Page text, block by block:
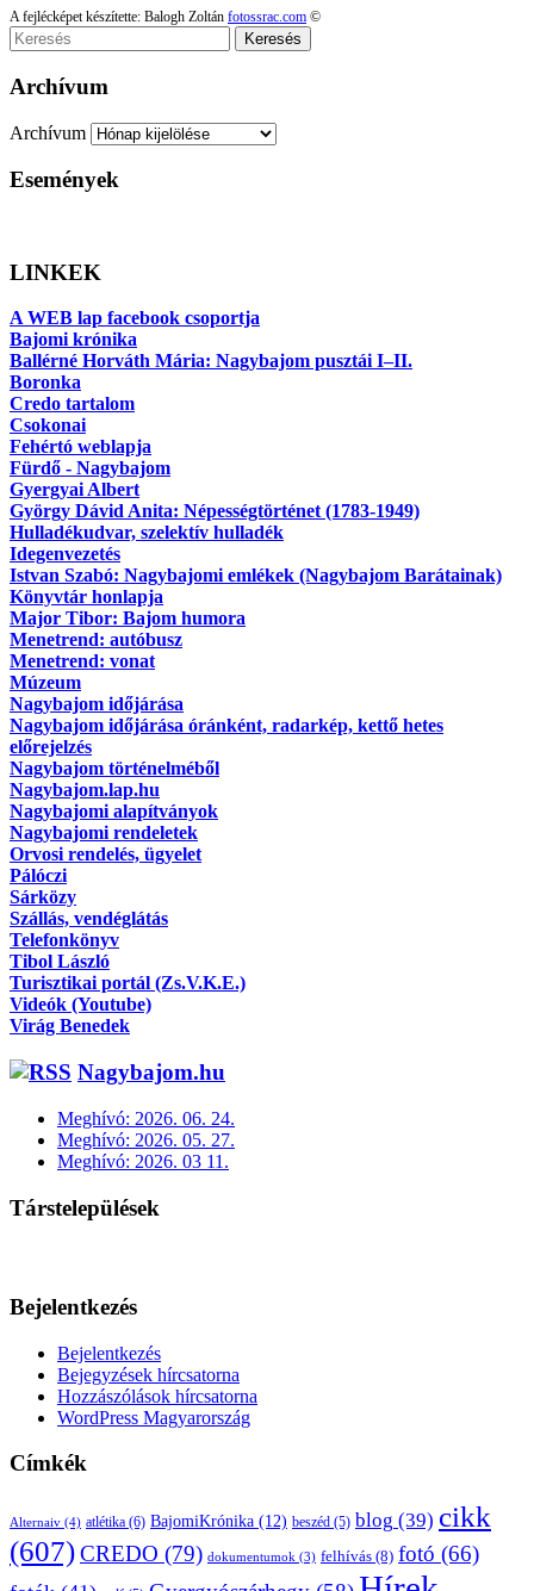
A fejlécképet készítette: Balogh Zoltán fotossrac.com ©
Keresés
Archívum
Archívum
Események
LINKEK
A WEB lap facebook csoportja
Bajomi krónika
Ballérné Horváth Mária: Nagybajom pusztái I–II.
Boronka
Credo tartalom
Csokonai
Fehértó weblapja
Fürdő - Nagybajom
Gyergyai Albert
György Dávid Anita: Népességtörténet (1783-1949)
Hulladékudvar, szelektív hulladék
Idegenvezetés
Istvan Szabó: Nagybajomi emlékek (Nagybajom Barátainak)
Könyvtár honlapja
Major Tibor: Bajom humora
Menetrend: autóbusz
Menetrend: vonat
Múzeum
Nagybajom időjárása
Nagybajom időjárása óránként, radarkép, kettő hetes
előrejelzés
Nagybajom történelméből
Nagybajom.lap.hu
Nagybajomi alapítványok
Nagybajomi rendeletek
Orvosi rendelés, ügyelet
Pálóczi
Sárközy
Szállás, vendéglátás
Telefonkönyv
Tibol László
Turisztikai portál (Zs.V.K.E.)
Videók (Youtube)
Virág Benedek
Nagybajom.hu
Meghívó: 2026. 06. 24.
Meghívó: 2026. 05. 27.
Meghívó: 2026. 03 11.
Társtelepülések
Bejelentkezés
Bejelentkezés
Bejegyzések hírcsatorna
Hozzászólások hírcsatorna
WordPress Magyarország
Címkék
Alternaiv (4) atlétika (6) BajomiKrónika (12) beszéd (5) blog (39) cikk
(607)CREDO (79) dokumentumok (3) felhívás (8) fotó (66)